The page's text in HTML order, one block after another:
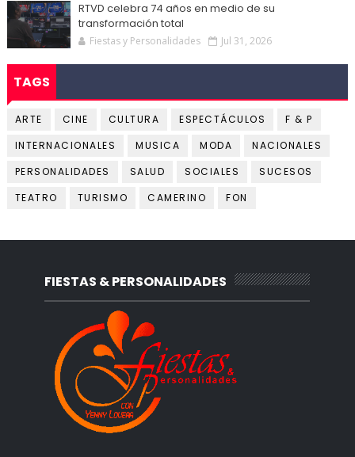
RTVD celebra 74 años en medio de su
transformación total
Fiestas y Personalidades Jul 31, 2026
TAGS
ARTE CINE CULTURA ESPECTÁCULOS
F & P
INTERNACIONALES
MUSICA MODA
NACIONALES
PERSONALIDADES
SALUD SOCIALES
SUCESOS
TEATRO
TURISMO CAMERINO FON
FIESTAS & PERSONALIDADES